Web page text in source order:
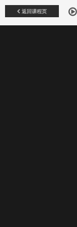
返回课程页